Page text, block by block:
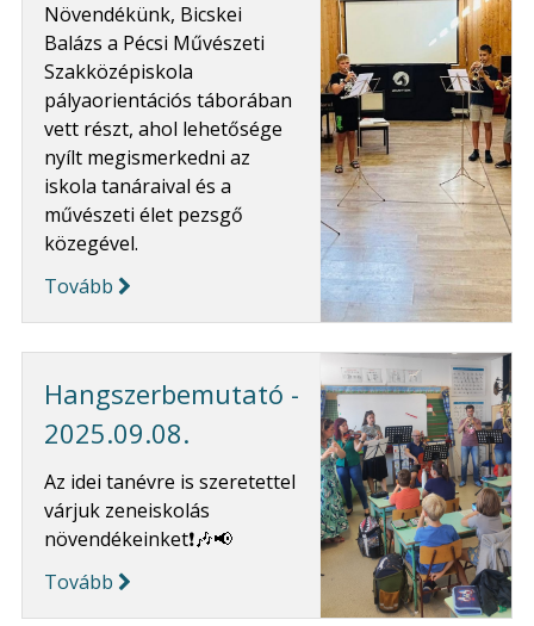
Növendékünk, Bicskei
Balázs a Pécsi Művészeti
Szakközépiskola
pályaorientációs táborában
vett részt, ahol lehetősége
nyílt megismerkedni az
iskola tanáraival és a
művészeti élet pezsgő
közegével.
Tovább
Hangszerbemutató -
2025.09.08.
Az idei tanévre is szeretettel
várjuk zeneiskolás
növendékeinket❗🎶📢
Tovább